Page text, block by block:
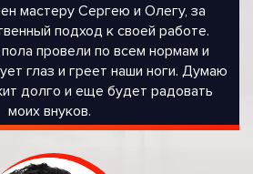
мастеру Сергею и Олегу, за
подход к своей работе.
провели по всем нормам и
глаз и греет наши ноги. Думаю
долго и еще будет радовать
моих внуков.